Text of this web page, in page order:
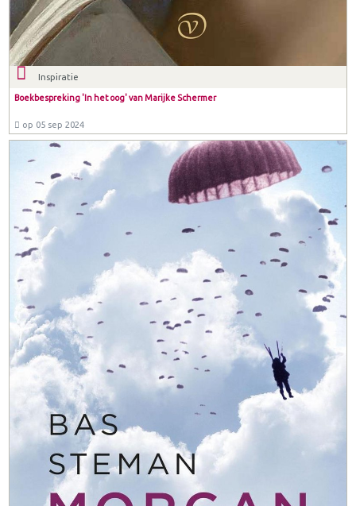
Inspiratie
Boekbespreking 'In het oog' van Marijke Schermer
op 05 sep 2024